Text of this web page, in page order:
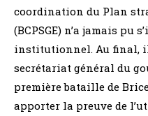
coordination du Plan
(BCPSGE) n’a jamais pu
institutionnel. Au final,
secrétariat général du
première bataille de
apporter la preuve de